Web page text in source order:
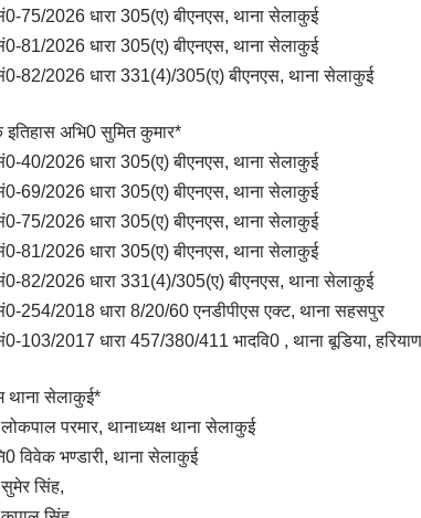
75/2026 धारा 305(ए) बीएनएस, थाना सेलाकुई
81/2026 धारा 305(ए) बीएनएस, थाना सेलाकुई
82/2026 धारा 331(4)/305(ए) बीएनएस, थाना सेलाकुई
अभि0 सुमित कुमार*
40/2026 धारा 305(ए) बीएनएस, थाना सेलाकुई
69/2026 धारा 305(ए) बीएनएस, थाना सेलाकुई
75/2026 धारा 305(ए) बीएनएस, थाना सेलाकुई
81/2026 धारा 305(ए) बीएनएस, थाना सेलाकुई
82/2026 धारा 331(4)/305(ए) बीएनएस, थाना सेलाकुई
254/2018 धारा 8/20/60 एनडीपीएस एक्ट, थाना सहसपुर
103/2017 धारा 457/380/411 भादवि0 , थाना बूडिया,
थाना सेलाकुई*
परमार, थानाध्यक्ष थाना सेलाकुई
विवेक भण्डारी, थाना सेलाकुई
सिंह,